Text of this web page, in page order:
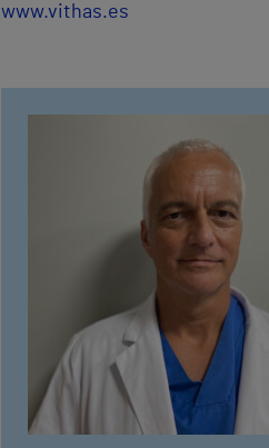
www.vithas.es